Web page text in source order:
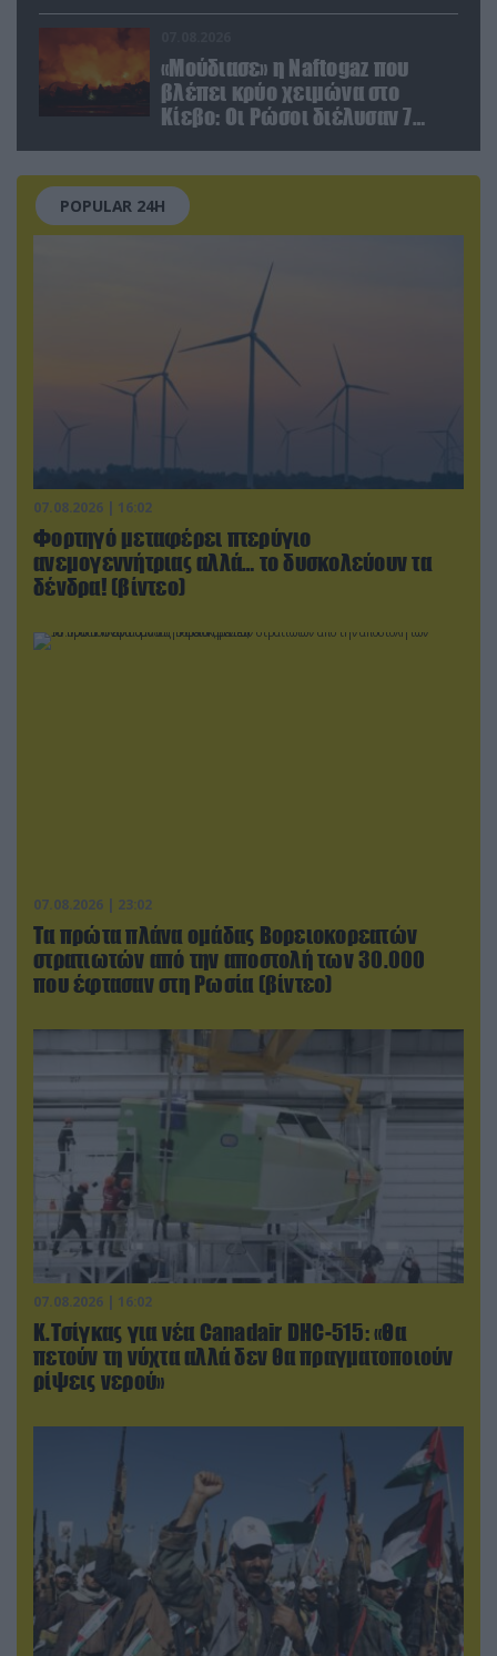
«Μούδιασε» η Naftogaz που
βλέπει κρύο χειμώνα στο
Κίεβο: Οι Ρώσοι διέλυσαν 7
POPULAR 24H
07.08.2026 | 16:02
Φορτηγό μεταφέρει πτερύγιο
ανεμογεννήτριας αλλά… το δυσκολεύουν τα
δένδρα! (βίντεο)
07.08.2026 | 23:02
Τα πρώτα πλάνα ομάδας Βορειοκορεατών
στρατιωτών από την αποστολή των 30.000
που έφτασαν στη Ρωσία (βίντεο)
07.08.2026 | 16:02
Κ.Τσίγκας για νέα Canadair DHC-515: «Θα
πετούν τη νύχτα αλλά δεν θα πραγματοποιούν
ρίψεις νερού»